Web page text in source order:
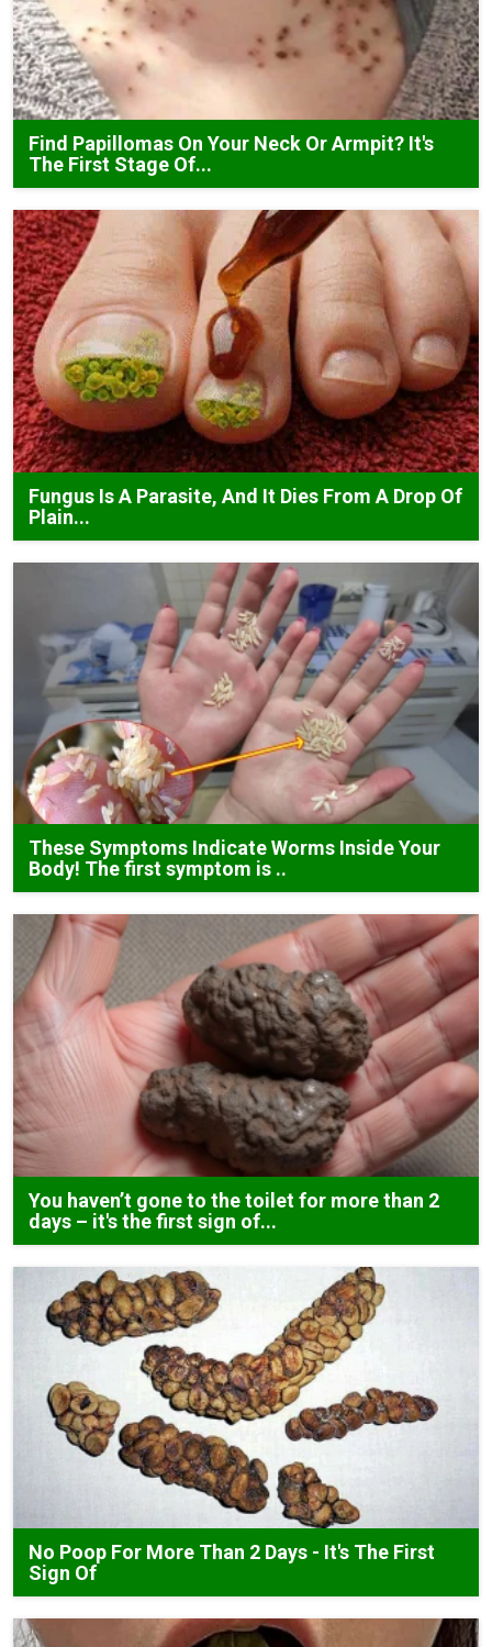
Find Papillomas On Your Neck Or Armpit? It's
The First Stage Of...
Fungus Is A Parasite, And It Dies From A Drop Of
Plain...
These Symptoms Indicate Worms Inside Your
Body! The first symptom is ..
You haven’t gone to the toilet for more than 2
days – it's the first sign of...
No Poop For More Than 2 Days - It's The First
Sign Of